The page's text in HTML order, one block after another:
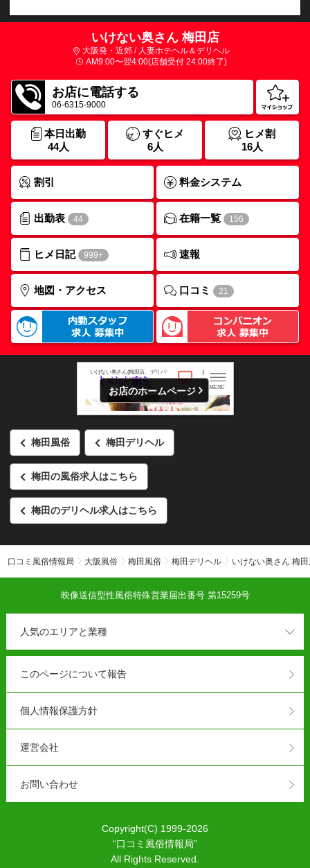
いけない奥さん 梅田店
大阪発・近郊 / 人妻ホテヘル＆デリヘル
AM9:00〜翌4:00(店舗受付 24:00終了)
お店に電話する
06-6315-9000
本日出勤
44人
すぐヒメ
6人
ヒメ割
16人
割引 料金システム
出勤表 44 在籍一覧 156
ヒメ日記 999+ 速報
地図・アクセス 口コミ 21
お店のホームページ
梅田風俗 梅田デリヘル
梅田の風俗求人はこちら
梅田のデリヘル求人はこちら
口コミ風俗情報局 大阪風俗 梅田風俗 梅田デリヘル いけない奥さん 梅
映像送信型性風俗特殊営業届出番号 第15259号
人気のエリアと業種
このページについて報告
個人情報保護方針
運営会社
お問い合わせ
Copyright(C) 1999-2026
“口コミ風俗情報局”
All Rights Reserved.